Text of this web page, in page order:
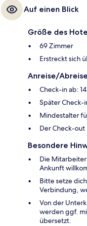
Auf einen Blick
Größe des
69 Zimmer
Erstreckt sich
Anreise/Abreise
Check-in ab:
Später
Mindestalter
Der Check-out
Besondere
Die
Ankunft
Bitte setze
Verbindung,
Von der
werden ggf.
übersetzt.